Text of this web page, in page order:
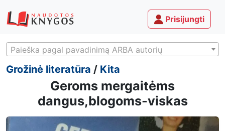
Prisijungti
Paieška pagal pavadinimą ARBA autorių
Grožinė literatūra / Kita
Geroms mergaitėms
dangus,blogoms-viskas